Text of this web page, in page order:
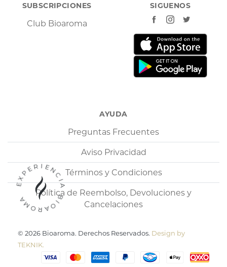
SUBSCRIPCIONES
Club Bioaroma
AYUDA
Preguntas Frecuentes
Aviso Privacidad
Términos y Condiciones
Política de Reembolso, Devoluciones y
Cancelaciones
SIGUENOS
© 2026 Bioaroma. Derechos Reservados. Design by
TEKNIK.
EXPERIENCIA BIOAROMA